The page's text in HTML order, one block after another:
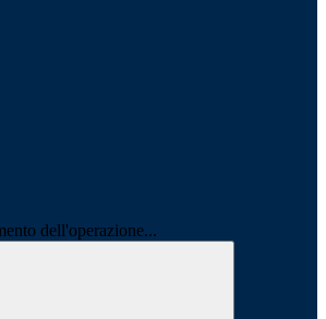
dell'operazione...